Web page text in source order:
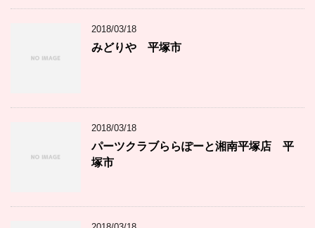
2018/03/18
みどりや 平塚市
2018/03/18
パーツクラブららぽーと湘南平塚店 平
塚市